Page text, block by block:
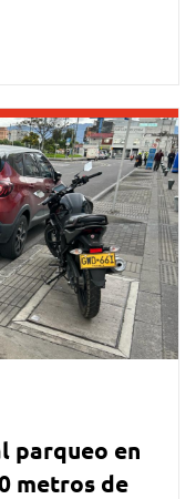
parqueo en
metros de